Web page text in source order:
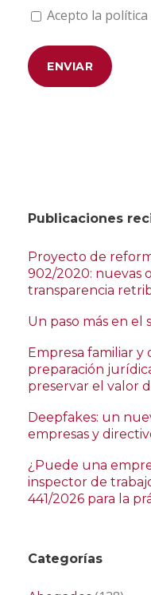
Acepto la
Publicaciones
Proyecto de
902/2020: nuevas
transparencia
Un paso más en el
Empresa familiar y
preparación
preservar el valor
Deepfakes: un
empresas y
¿Puede una
inspector de
441/2026 para la
Categorías